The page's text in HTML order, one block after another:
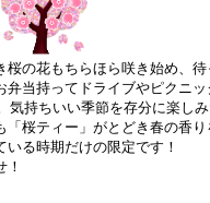
桜の花もちらほら咲き始め、待
弁当持ってドライブやピクニ
気持ちいい季節を存分に楽し
桜ティー」がとどき春の香り
る時期だけの限定です！
！